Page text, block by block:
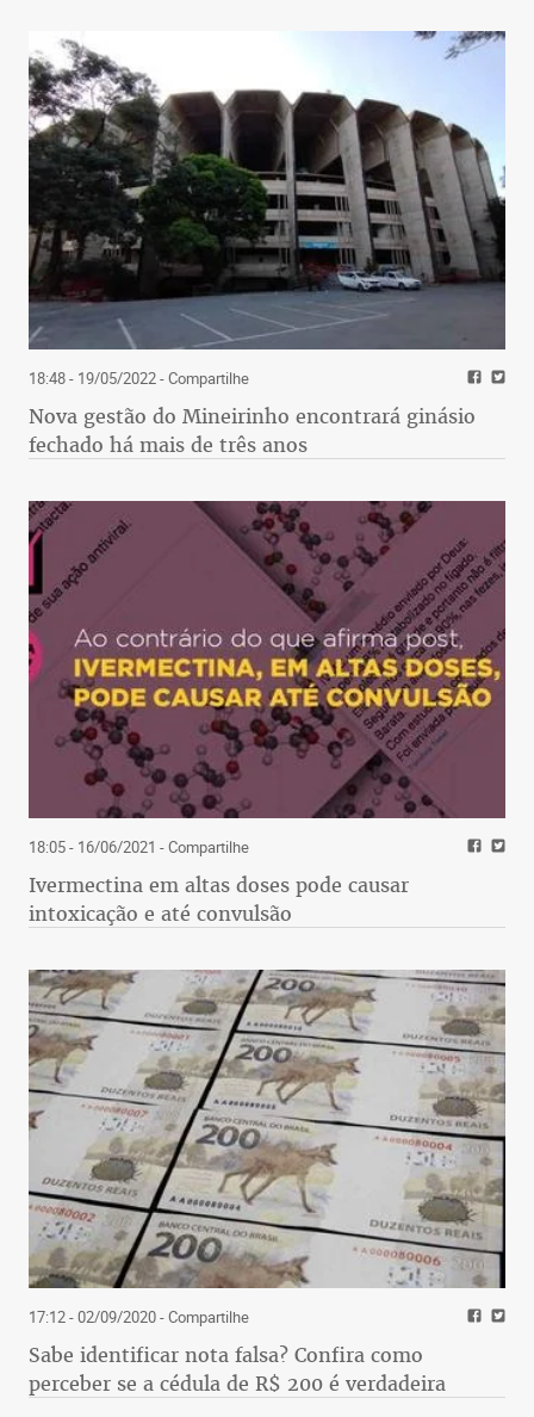
18:48 - 19/05/2022- Compartilhe
Nova gestão do Mineirinho encontrará ginásio
fechado há mais de três anos
18:05 - 16/06/2021 - Compartilhe
Ivermectina em altas doses pode causar
intoxicação e até convulsão
17:12 - 02/09/2020- Compartilhe
Sabe identificar nota falsa? Confira como
perceber se a cédula de R$ 200 é verdadeira